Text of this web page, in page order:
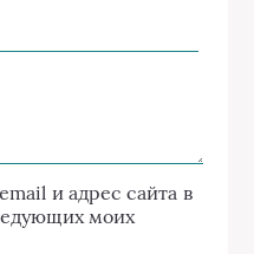
и адрес сайта в
моих